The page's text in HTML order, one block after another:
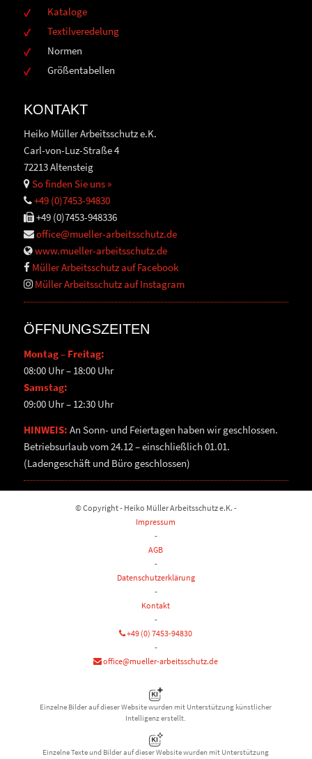
Kataloge
Textilveredelung
Normen
Größentabellen
KONTAKT
Heiko Müller Arbeitsschutz e.K.
Carl-von-Luz-Straße 4
72213 Altensteig
So finden Sie uns »
+49 (0)7453-94830
+49 (0)7453-948336
office@mueller-arbeitsschutz.de
www.mueller-arbeitsschutz.de
Müller Arbeitsschutz auf Facebook
Müller Arbeitsschutz auf Instagram
ÖFFNUNGSZEITEN
Montag – Freitag:
08:00 Uhr – 18:00 Uhr
Samstag:
09:00 Uhr – 12:30 Uhr
HINWEIS: An Sonn- und Feiertagen haben wir geschlossen.
Betriebsurlaub vom 24.12 – einschließlich 01.01.
(Ladengeschäft und Büro geschlossen)
© Copyright - Heiko Müller Arbeitsschutz e.K. -
Impressum
-
AGB
-
Datenschutzerklärung
-
Kontakt
-
+49 (0) 7453-94830
-
office@mueller-arbeitsschutz.de
Einzelne Bilder auf dieser Website wurden mit Unterstützung künstlicher
Intelligenz erstellt.
Einzelne Texte und Bilder auf dieser Website wurden mit Unterstützung